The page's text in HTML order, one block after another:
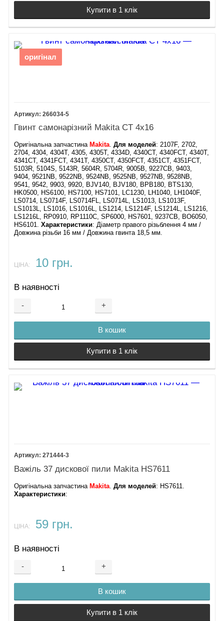
Купити в 1 клік
оригінал
266034-5
Гвинт самонарізний Makita CT 4х16
Оригінальна запчастина Makita.Для моделей: 2107F, 2702,
2704, 4304, 4304T, 4305, 4305T, 4334D, 4340CT, 4340FCT, 4340T,
4341CT, 4341FCT, 4341T, 4350CT, 4350FCT, 4351CT, 4351FCT,
5103R, 5104S, 5143R, 5604R, 5704R, 9005B, 9227CB, 9403,
9404, 9521NB, 9522NB, 9524NB, 9525NB, 9527NB, 9528NB,
9541, 9542, 9903, 9920, BJV140, BJV180, BPB180, BTS130,
HK0500, HS6100, HS7100, HS7101, LC1230, LH1040, LH1040F,
LS0714, LS0714F, LS0714FL, LS0714L, LS1013, LS1013F,
LS1013L, LS1016, LS1016L, LS1214, LS1214F, LS1214L, LS1216,
LS1216L, RP0910, RP1110C, SP6000, HS7601, 9237CB, BO6050,
HS6101.Характеристики: ​Діаметр правого різьблення 4 мм /
Довжина різьби 16 мм / Довжина гвинта 18,5 мм.
ЦІНА: 10 грн.
В наявності
- +
В кошик
Купити в 1 клік
271444-3
Важіль 37 дискової пили Makita HS7611
Оригінальна запчастина Makita .Для моделей: HS7611.
Характеристики:
ЦІНА: 59 грн.
В наявності
- +
В кошик
Купити в 1 клік